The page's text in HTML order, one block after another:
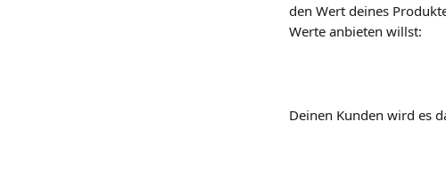
den Wert deines
Werte anbieten willst:
Deinen Kunden wird es